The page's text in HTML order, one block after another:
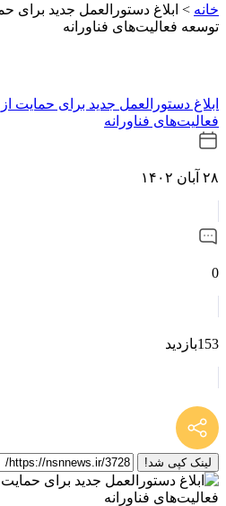
خانه > ابلاغ دستورالعمل جدید برای
توسعه فعالیت‌های فناورانه
ابلاغ دستورالعمل جدید برای حمایت
فعالیت‌های فناورانه
۲۸ آبان ۱۴۰۲
0
153بازدید
لینک کپی شد!